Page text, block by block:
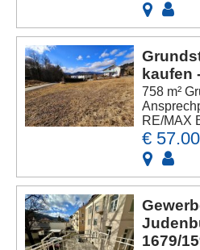
kaufen
758 m²
RE/MAX
€
1679/